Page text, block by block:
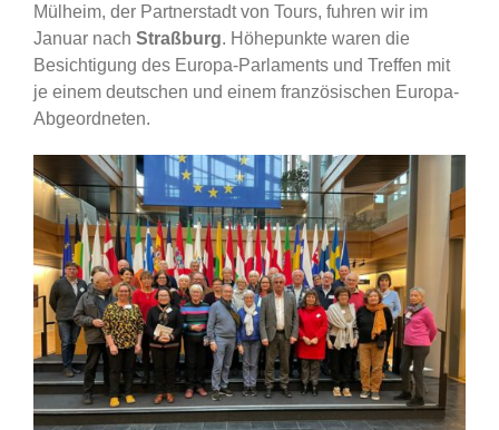
Mülheim, der Partnerstadt von Tours, fuhren wir im
Januar nach Straßburg. Höhepunkte waren die
Besichtigung des Europa-Parlaments und Treffen mit
je einem deutschen und einem französischen Europa-
Abgeordneten.